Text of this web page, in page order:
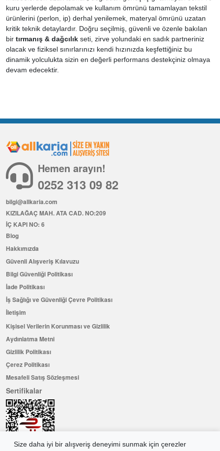
kuru yerlerde depolamak ve kullanım ömrünü tamamlayan tekstil
ürünlerini (perlon, ip) derhal yenilemek, materyal ömrünü uzatan
kritik teknik detaylardır. Doğru seçilmiş, güvenli ve özenle bakılan
bir tırmanış & dağcılık seti, zirve yolundaki en sadık partneriniz
olacak ve fiziksel sınırlarınızı kendi hızınızda keşfettiğiniz bu
dinamik yolculukta sizin en değerli performans destekçiniz olmaya
devam edecektir.
Size daha iyi bir alışveriş deneyimi sunmak için çerezler
Hemen arayın!
0252 313 09 82
bilgi@allkaria.com
KIZILAĞAÇ MAH. ATA CAD. NO:209
İÇ KAPI NO: 6
Blog
Hakkımızda
Güvenli Alışveriş Kılavuzu
Bilgi Güvenliği Politikası
İade Politikası
İş Sağlığı ve Güvenliği Çevre Politikası
İletişim
Kişisel Verilerin Korunması ve Gizlilik
Aydınlatma Metni
Gizlilik Politikası
Çerez Politikası
Mesafeli Satış Sözleşmesi
Sertifikalar